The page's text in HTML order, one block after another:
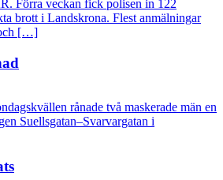
Förra veckan fick polisen in 122
brott i Landskrona. Flest anmälningar
[…]
rånade två maskerade män en
Suellsgatan–Svarvargatan i